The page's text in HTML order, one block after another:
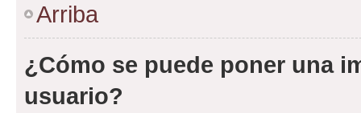
Arriba
¿Cómo se puede poner una
usuario?